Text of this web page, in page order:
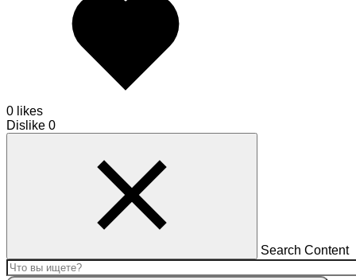
0 likes
Dislike 0
Search Content